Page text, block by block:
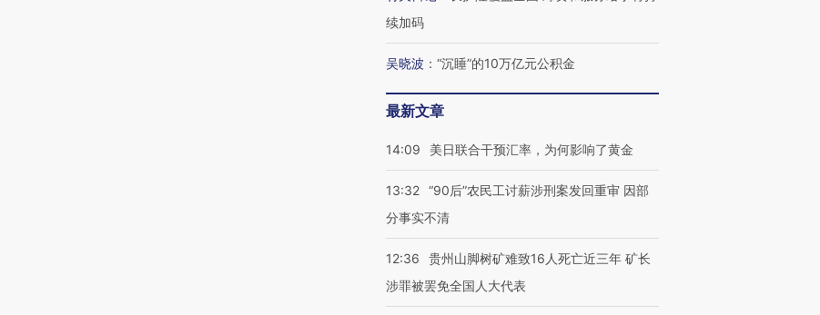
续加码
吴晓波 ： “沉睡”的10万亿元公积金
最新文章
14:09 美日联合干预汇率，为何影响了黄金
13:32 “90后”农民工讨薪涉刑案发回重审 因部
分事实不清
12:36
贵州山脚树矿难致16人死亡近三年 矿长
涉罪被罢免全国人大代表